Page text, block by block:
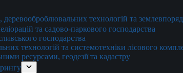
деревооброблювальних технологій та
та садово-паркового господарства
господарства
технологій та системотехніки лісового
ресурсами, геодезії та кадастру